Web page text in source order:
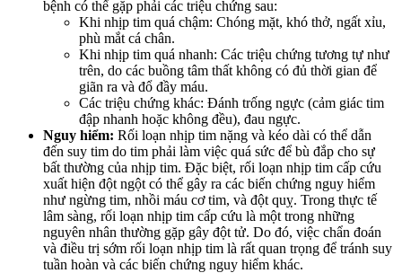
bệnh có thể gặp phải các triệu chứng sau:
Khi nhịp tim quá chậm: Chóng mặt, khó thở, ngất xỉu,
phù mắt cá chân.
Khi nhịp tim quá nhanh: Các triệu chứng tương tự như
trên, do các buồng tâm thất không có đủ thời gian để
giãn ra và đổ đầy máu.
Các triệu chứng khác: Đánh trống ngực (cảm giác tim
đập nhanh hoặc không đều), đau ngực.
Nguy hiểm: Rối loạn nhịp tim nặng và kéo dài có thể dẫn
đến suy tim do tim phải làm việc quá sức để bù đắp cho sự
bất thường của nhịp tim. Đặc biệt, rối loạn nhịp tim cấp cứu
xuất hiện đột ngột có thể gây ra các biến chứng nguy hiểm
như ngừng tim, nhồi máu cơ tim, và đột quỵ. Trong thực tế
lâm sàng, rối loạn nhịp tim cấp cứu là một trong những
nguyên nhân thường gặp gây đột tử. Do đó, việc chẩn đoán
và điều trị sớm rối loạn nhịp tim là rất quan trọng để tránh suy
tuần hoàn và các biến chứng nguy hiểm khác.